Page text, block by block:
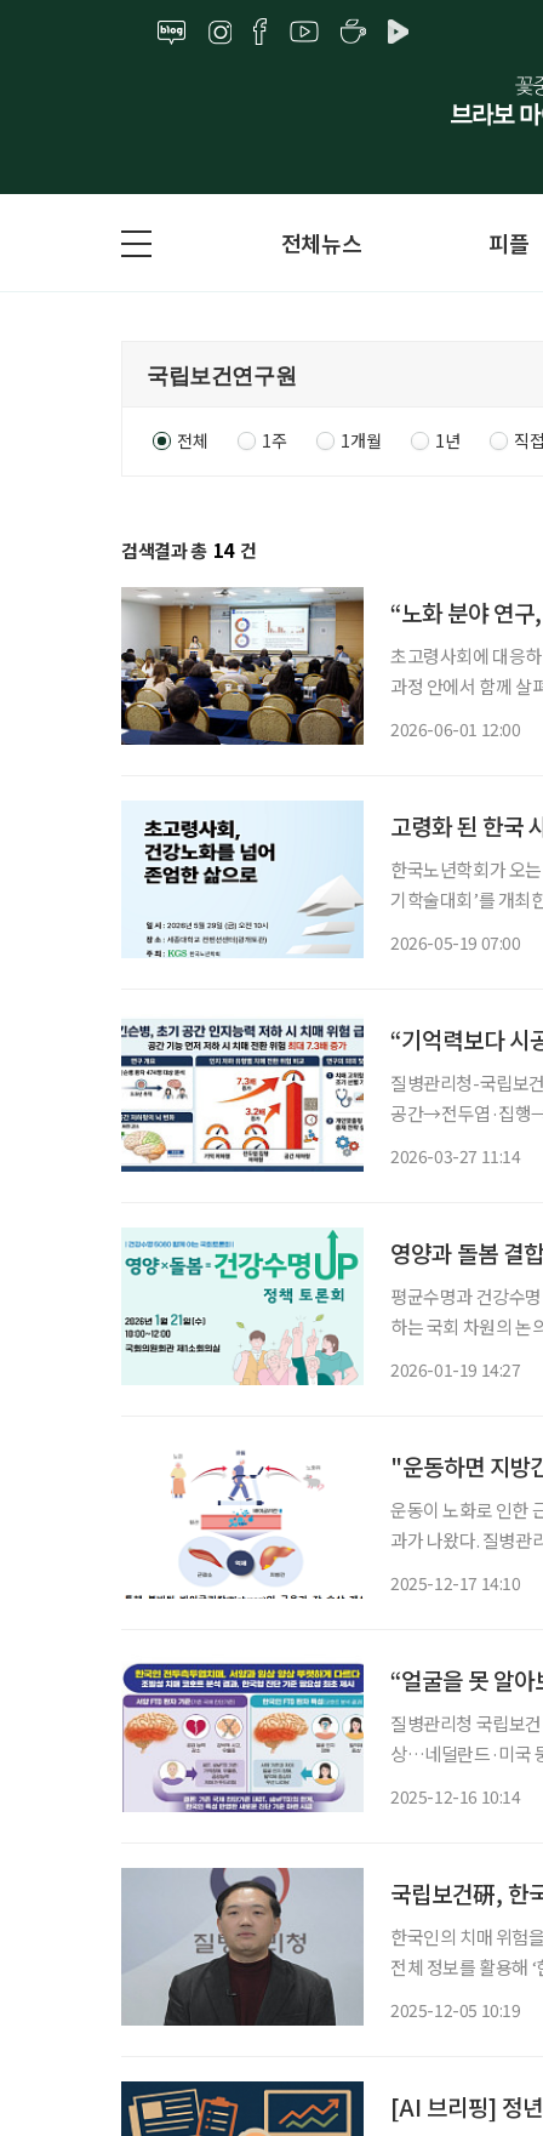
전체뉴스 피플
전체 1주 1개월 1년 직
검색결과 총 14 건
“노화 분야 연
초고령사회에 대응
과정 안에서 함께 살
2026-06-01 12:00
고령화 된 한국
한국노년학회가 오
기학술대회’를 개최
2026-05-19 07:00
“기억력보다 시
질병관리청-국립보
공간→전두엽·집행→언어기억 순으로
2026-03-27 11:14
영양과 돌봄 결
평균수명과 건강수
하는 국회 차원의 논의의 장이 열린다. 오는 21일
2026-01-19 14:27
"운동하면 지방
운동이 노화로 인한
과가 나왔다. 질병관
2025-12-17 14:10
“얼굴을 못 알아
질병관리청 국립보
상…네덜란드·미국 둥 해외 기준
2025-12-16 10:14
국립보건硏, 한
한국인의 치매 위험을 조기에 예
전체 정보를 활용해
2025-12-05 10:19
[AI 브리핑] 정